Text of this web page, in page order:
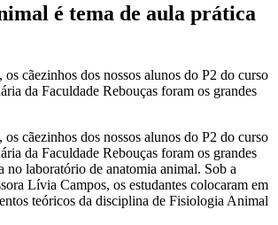
é tema de aula prática
cãezinhos dos nossos alunos do P2 do curso
da Faculdade Rebouças foram os grandes
cãezinhos dos nossos alunos do P2 do curso
da Faculdade Rebouças foram os grandes
no laboratório de anatomia animal. Sob a
Lívia Campos, os estudantes colocaram em
teóricos da disciplina de Fisiologia Animal